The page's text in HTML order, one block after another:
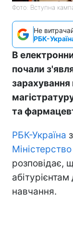
Фото: Вступна
Не
РБК-
В
почали
та
РБК-Україна
розповідає,
навчання.